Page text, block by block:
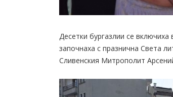
Десетки бургазлии се
започнаха с празнична Света
Сливенския Митрополит